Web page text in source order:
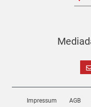
Impressum AGB